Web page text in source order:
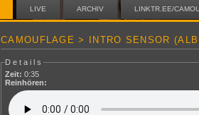
LIVE ARCHIV LINKTR.EE/
CAMOUFLAGE > INTRO SENSOR
Details
Zeit: 0:35
Reinhören: